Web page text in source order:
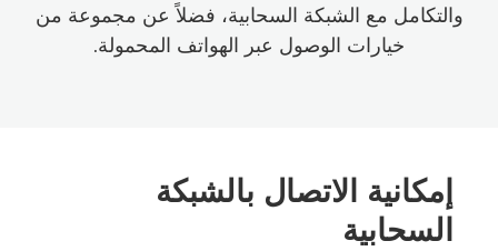
والتكامل مع الشبكة السحابية، فضلاً عن مجموعة من
خيارات الوصول عبر الهواتف المحمولة.
إمكانية الاتصال بالشبكة
السحابية